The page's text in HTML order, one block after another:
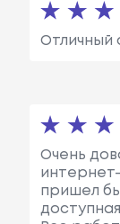
Отличный
Очень
пришел